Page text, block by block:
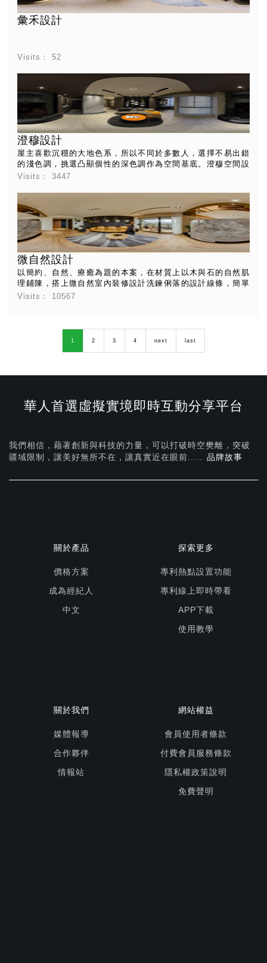
彙禾設計
Visits：52
澄穆設計
屋主喜歡沉穩的大地色系，所以不同於多數人，選擇不易出錯
的淺色調，挑選凸顯個性的深色調作為空間基底。澄穆空間設
計透過相近色系的異材質搭配，以及紋理具衝突感的材質，營
看的風景。 考量屋主養貓咪須提供寬敞生活範圍，室內鋪設超
耐磨木地板，讓屋主放心讓寵物在公共廳區活動。木頭的溫潤
感悄然往牆面攀爬，藉由不同拼貼方式，拉長空間的視覺感。
大量運用石紋創造焦點，金色山脈大理石作為空間開端，沿著
斜切櫃體視覺往內延伸，停留在咖啡絨電視牆上，大膽將沛納
海與銀狐大理石進行混搭，淡化私領域入口動線。在沉穩的灰
階色調中，叢翌權設計師巧妙運用燈溝串聯不同立面表情，天
花板貼上灰鏡繞邊，營造低調簡約的奢華感。
Visits：3447
微自然設計
以簡約、自然、療癒為題的本案，在材質上以木與石的自然肌
理鋪陳，搭上微自然室內裝修設計洗鍊俐落的設計線條，簡單
大器富有細膩層次的空間表現，ㄧ向是徐以倫設計師所擅長
Visits： 10567
1 2 3 4 next last
華人首選虛擬實境即時互動分享平台
我們相信，藉著創新與科技的力量，可以打破時空樊離，突破
疆域限制，讓美好無所不在， 讓真實近在眼前..... 品牌故事
關於產品
價格方案
成為經紀人
中文
探索更多
專利熱點設置功能
專利線上即時帶看
APP下載
使用教學
關於我們
媒體報導
合作夥伴
情報站
網站權益
會員使用者條款
付費會員服務條款
隱私權政策說明
免費聲明